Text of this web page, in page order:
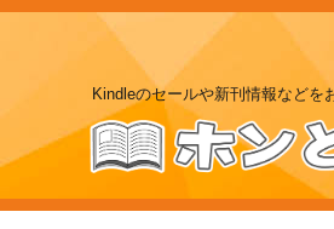
Kindleのセールや新刊情報などを